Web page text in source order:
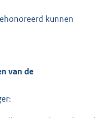
kunnen
van de